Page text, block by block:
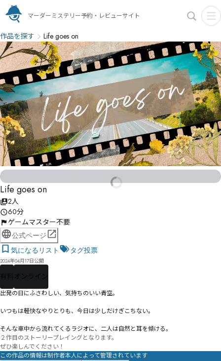
マーダーミステリー予約・レビューサイト
作品を探す Life goes on
Life goes on
2人
60分
ゲームマスター不要
公式ページ
気になるリスト
タグ投票
2024年04月17日公開
有料 オンライン
出発の日にふさわしい、気持ちのいい青空。
いつもは軽快なやりとりも、今日は少しだけぎこちない。
そんな車中から流れてくるラジオに、二人は自然と耳を傾ける。
２作目のストーリープレイングとなります。
ぜひ楽しんでください！
この作品の情報は制作者本人によって管理されています